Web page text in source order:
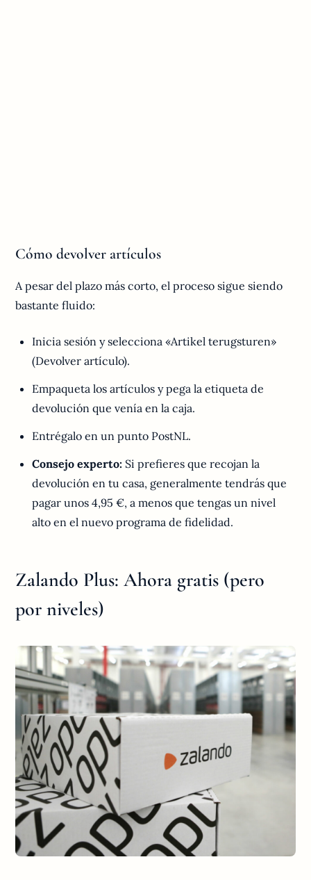
Cómo devolver artículos
A pesar del plazo más corto, el proceso sigue siendo
bastante fluido:
Inicia sesión y selecciona «Artikel terugsturen»
(Devolver artículo).
Empaqueta los artículos y pega la etiqueta de
devolución que venía en la caja.
Entrégalo en un punto PostNL.
Consejo experto: Si prefieres que recojan la
devolución en tu casa, generalmente tendrás que
pagar unos 4,95 €, a menos que tengas un nivel
alto en el nuevo programa de fidelidad.
Zalando Plus: Ahora gratis (pero
por niveles)